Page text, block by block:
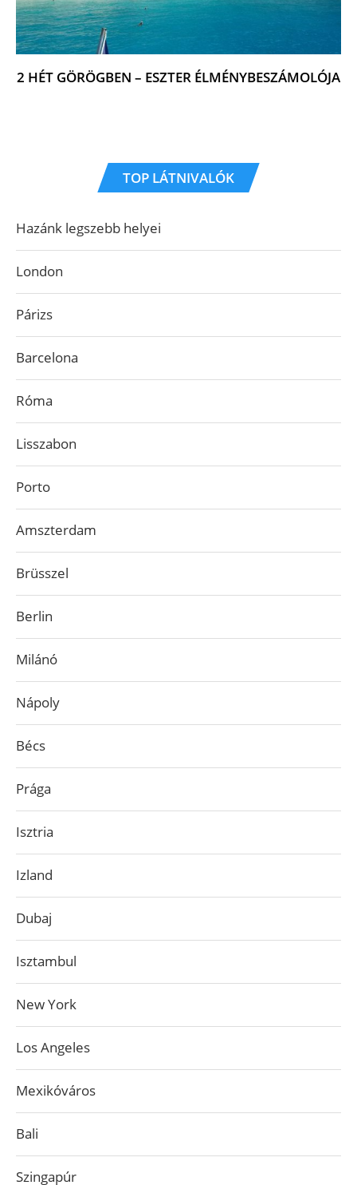
2 HÉT GÖRÖGBEN – ESZTER ÉLMÉNYBESZÁMOLÓJA
TOP LÁTNIVALÓK
Hazánk legszebb helyei
London
Párizs
Barcelona
Róma
Lisszabon
Porto
Amszterdam
Brüsszel
Berlin
Milánó
Nápoly
Bécs
Prága
Isztria
Izland
Dubaj
Isztambul
New York
Los Angeles
Mexikóváros
Bali
Szingapúr